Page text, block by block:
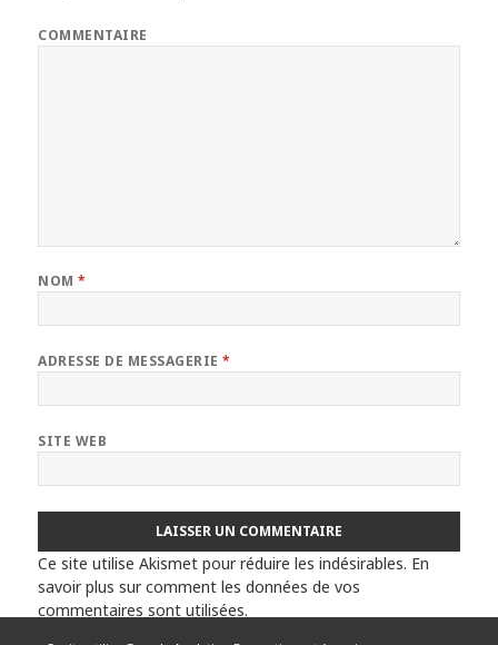
COMMENTAIRE
NOM*
ADRESSE DE MESSAGERIE*
SITE WEB
Ce site utilise Akismet pour réduire les indésirables. En
savoir plus sur comment les données de vos
commentaires sont utilisées.